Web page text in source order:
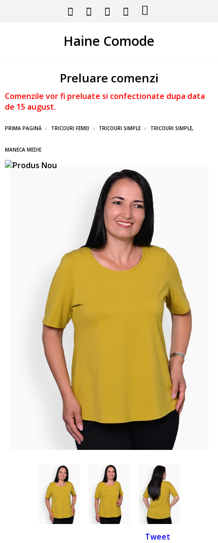
Haine Comode
Preluare comenzi
Comenzile vor fi preluate si confectionate dupa data
de 15 august.
PRIMA PAGINĂ TRICOURI FEMEI TRICOURI SIMPLE TRICOURI SIMPLE,
MANECA MEDIE
Tweet